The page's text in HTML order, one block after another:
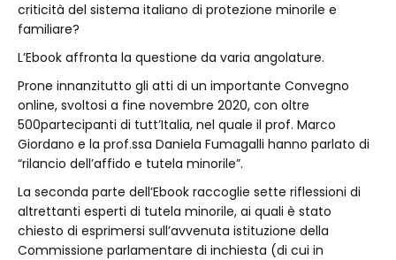
criticità del sistema italiano di protezione minorile e
familiare?
L’Ebook affronta la questione da varia angolature.
Prone innanzitutto gli atti di un importante Convegno
online, svoltosi a fine novembre 2020, con oltre
500partecipanti di tutt’Italia, nel quale il prof. Marco
Giordano e la prof.ssa Daniela Fumagalli hanno parlato di
“rilancio dell’affido e tutela minorile”.
La seconda parte dell’Ebook raccoglie sette riflessioni di
altrettanti esperti di tutela minorile, ai quali è stato
chiesto di esprimersi sull’avvenuta istituzione della
Commissione parlamentare di inchiesta (di cui in